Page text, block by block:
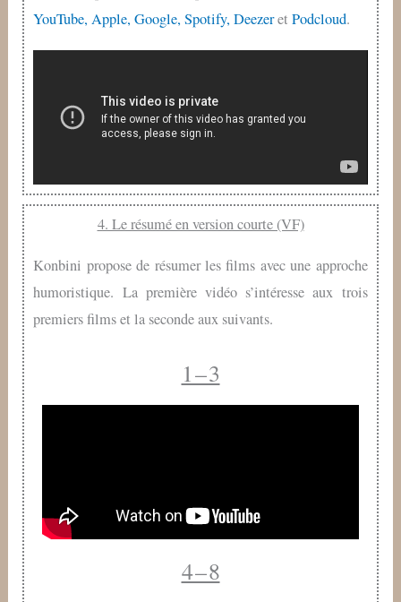
YouTube, Apple, Google, Spotify, DeezeretPodcloud.
4. Le résumé en version courte (VF)
Konbini propose de résumer les films avec une approche
humoristique. La première vidéo s’intéresse aux trois
premiers films et la seconde aux suivants.
1 – 3
4 – 8